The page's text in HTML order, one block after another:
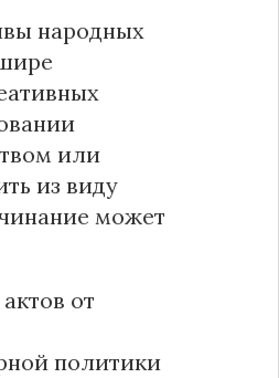
народных
или
из виду
может
от
политики